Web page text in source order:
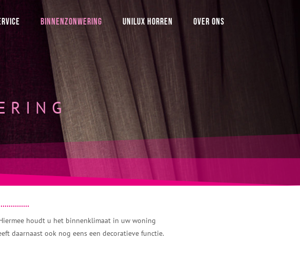
BINNENZONWERING UNILUX HORREN OVER ONS
houdt u het binnenklimaat in uw woning
daarnaast ook nog eens een decoratieve functie.